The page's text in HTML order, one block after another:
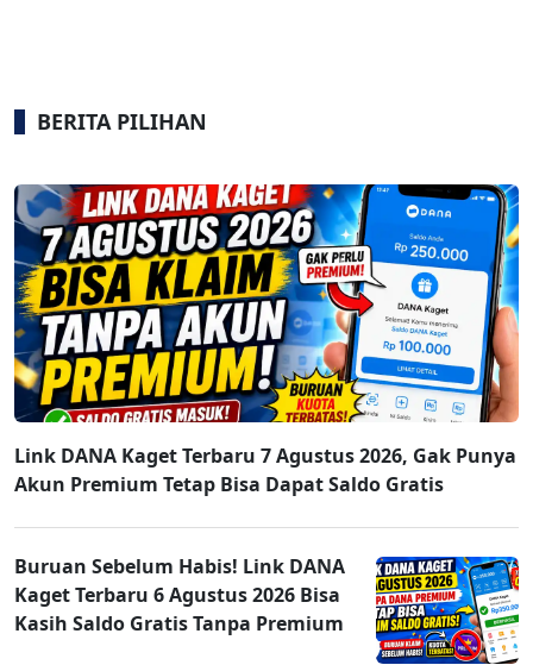
BERITA PILIHAN
Link DANA Kaget Terbaru 7 Agustus 2026, Gak Punya
Akun Premium Tetap Bisa Dapat Saldo Gratis
Buruan Sebelum Habis! Link DANA
Kaget Terbaru 6 Agustus 2026 Bisa
Kasih Saldo Gratis Tanpa Premium